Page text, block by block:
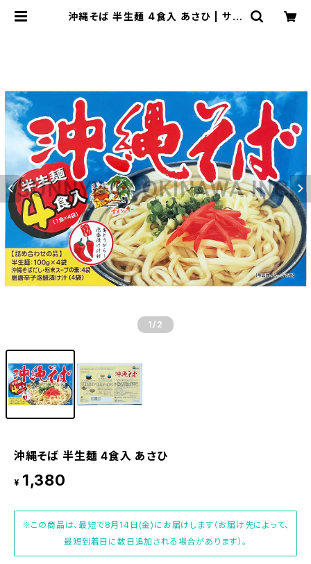
沖縄そば 半生麺 4食入 あさひ | サニ
1 /2
沖縄そば 半生麺 4食入 あさひ
¥ 1,380
※この商品は、最短で8月14日(金)にお届けします（お届け先によって、
最短到着日に数日追加される場合があります）。